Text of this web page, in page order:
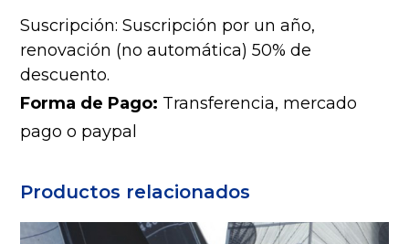
Suscripción: Suscripción por un año,
renovación (no automática) 50% de
descuento.
Forma de Pago: Transferencia, mercado
pago o paypal
Productos relacionados